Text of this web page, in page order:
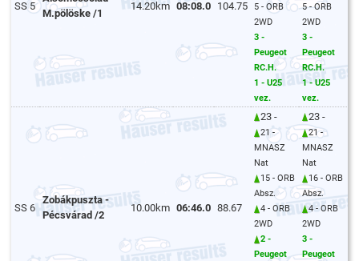
SS 5
M.pölöske /1
14.20km 08:08.0 104.75
5 - ORB
2WD
3 -
Peugeot
RC.H.
1 - U25
vez.
5 - ORB
2WD
3 -
Peugeot
RC.H.
1 - U25
vez.
SS 6
Zobákpuszta -
Pécsvárad /2
10.00km 06:46.0 88.67
23 -
21 -
MNASZ
Nat
15 - ORB
Absz.
4 - ORB
2WD
2 -
Peugeot
23 -
21 -
MNASZ
Nat
16 - ORB
Absz.
4 - ORB
2WD
3 -
Peugeot